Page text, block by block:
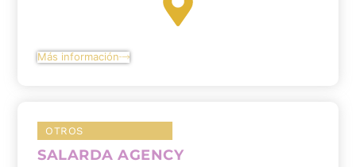
Más información
OTROS
SALARDA AGENCY